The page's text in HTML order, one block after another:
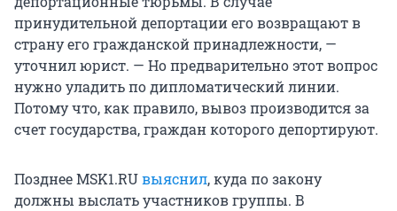
принудительной депортации его возвращают в
страну его гражданской принадлежности, —
уточнил юрист. — Но предварительно этот вопрос
нужно уладить по дипломатический линии.
Потому что, как правило, вывоз производится за
счет государства, граждан которого депортируют.
Позднее MSK1.RUвыяснил, куда по закону
должны выслать участников группы. В